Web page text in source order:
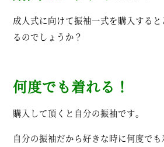
成人式に向けて振袖一式を購入する
るのでしょうか？
何度でも着れる！
購入して頂くと自分の振袖です。
自分の振袖だから好きな時に何度で